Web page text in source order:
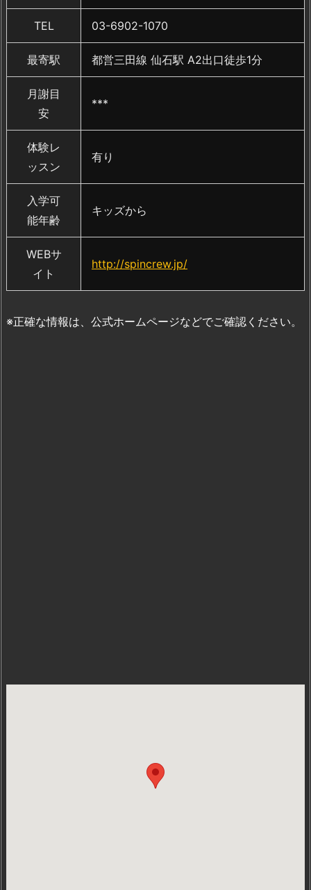
TEL 03-6902-1070
最寄駅 都営三田線 仙石駅 A2出口徒歩1分
月謝目
安
***
体験レ
ッスン
有り
入学可
能年齢
キッズから
WEBサ
イト
http://spincrew.jp/
※正確な情報は、公式ホームページなどでご確認ください。